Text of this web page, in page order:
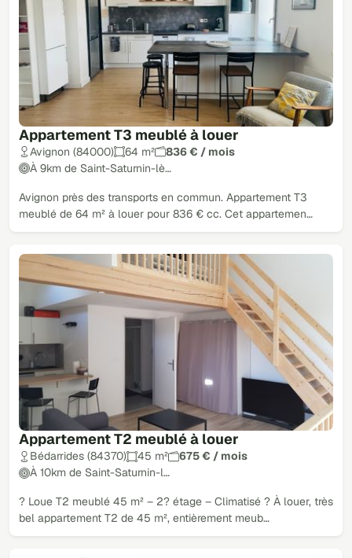
Appartement T3 meublé à louer
Avignon (84000) 64 m²
836 € / mois
À 9km de Saint-Saturnin-lè…
Avignon près des transports en commun. Appartement T3
meublé de 64 m² à louer pour 836 € cc. Cet appartemen…
Appartement T2 meublé à louer
Bédarrides (84370) 45 m²
675 € / mois
À 10km de Saint-Saturnin-l…
? Loue T2 meublé 45 m² – 2? étage – Climatisé ? À louer, très
bel appartement T2 de 45 m², entièrement meub…